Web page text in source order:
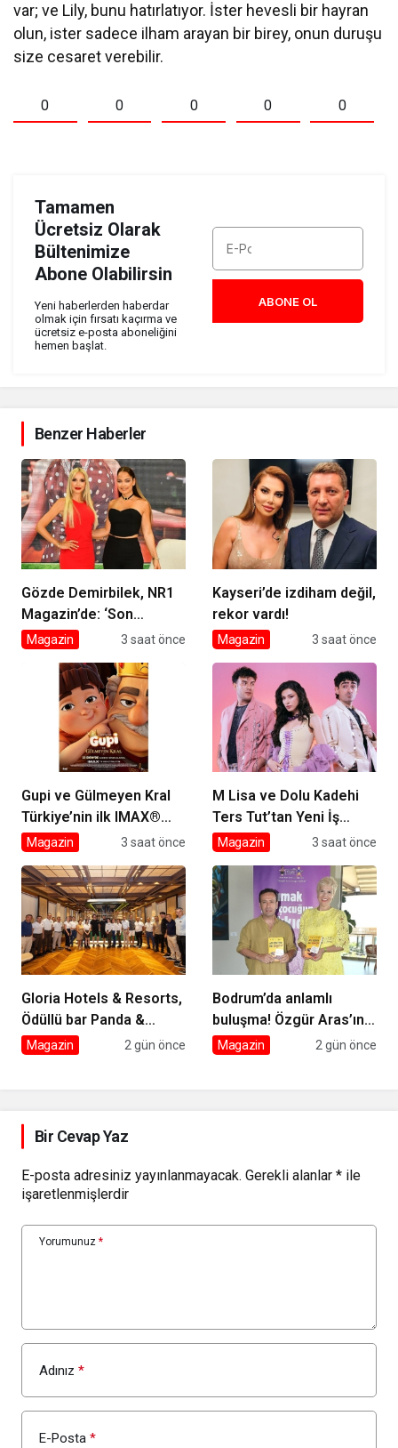
var; ve Lily, bunu hatırlatıyor. İster hevesli bir hayran
olun, ister sadece ilham arayan bir birey, onun duruşu
size cesaret verebilir.
0 0 0 0 0
Tamamen
Ücretsiz Olarak
Bültenimize
Abone Olabilirsin
Yeni haberlerden haberdar
olmak için fırsatı kaçırma ve
ücretsiz e-posta aboneliğini
hemen başlat.
ABONE OL
Benzer Haberler
Gözde Demirbilek, NR1
Magazin’de: ‘Son
assolist olarak var
Magazin 3 saat önce
Kayseri’de izdiham değil,
rekor vardı!
Magazin 3 saat önce
Gupi ve Gülmeyen Kral
Türkiye’nin ilk IMAX®
animasyon filmi oluyor
Magazin 3 saat önce
M Lisa ve Dolu Kadehi
Ters Tut’tan Yeni İş
Birliği: Vişne
Magazin 3 saat önce
Gloria Hotels & Resorts,
Ödüllü bar Panda &
Sons ile unutulmaz bir
Magazin 2 gün önce
Bodrum’da anlamlı
buluşma! Özgür Aras’ın
çok konuşulan kitabı
Magazin 2 gün önce
Bir Cevap Yaz
E-posta adresiniz yayınlanmayacak. Gerekli alanlar * ile
işaretlenmişlerdir
Yorumunuz *
Adınız *
E-Posta *